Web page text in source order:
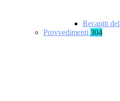
Recapiti
Provvedimenti 304